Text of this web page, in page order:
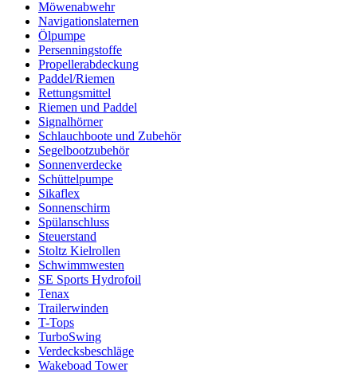
Möwenabwehr
Navigationslaternen
Ölpumpe
Persenningstoffe
Propellerabdeckung
Paddel/Riemen
Rettungsmittel
Riemen und Paddel
Signalhörner
Schlauchboote und Zubehör
Segelbootzubehör
Sonnenverdecke
Schüttelpumpe
Sikaflex
Sonnenschirm
Spülanschluss
Steuerstand
Stoltz Kielrollen
Schwimmwesten
SE Sports Hydrofoil
Tenax
Trailerwinden
T-Tops
TurboSwing
Verdecksbeschläge
Wakeboad Tower